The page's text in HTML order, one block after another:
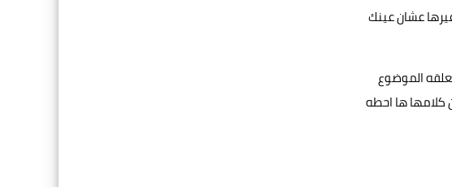
عشان عينك
الموضوع
كلامها ها احطه